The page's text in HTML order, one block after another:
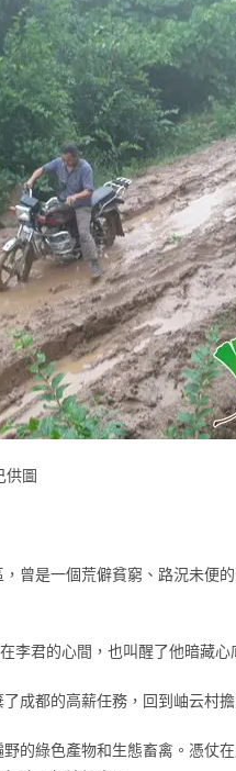
供圖
曾是一個荒僻貧窮、路況未便
李君的心間，也叫醒了他暗藏心
成都的高薪任務，回到岫云村
的綠色產物和生態畜禽。憑仗